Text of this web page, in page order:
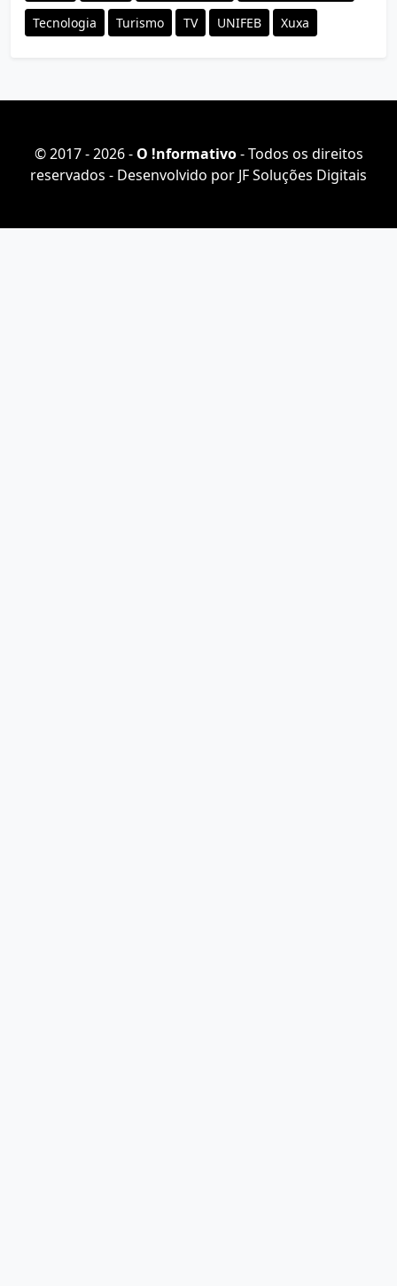
Tecnologia Turismo TV UNIFEB Xuxa
© 2017 - 2026 - O ǃnformativo- Todos os direitos
reservados - Desenvolvido por JF Soluções Digitais